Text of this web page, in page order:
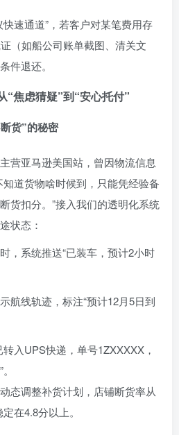
快速通道”，若客户对某笔费用存
（如船公司账单截图、清关文
件退还。
“焦虑猜疑”到“安心托付”
货”的秘密
营亚马逊美国站，曾因物流信息
道货物啥时候到，只能凭经验备
货扣分。”接入我们的透明化系统
状态：
，系统推送“已装车，预计2小时
航线轨迹，标注“预计12月5日到
入UPS快递，单号1ZXXXXX，
态调整补货计划，店铺断货率从
在4.8分以上。